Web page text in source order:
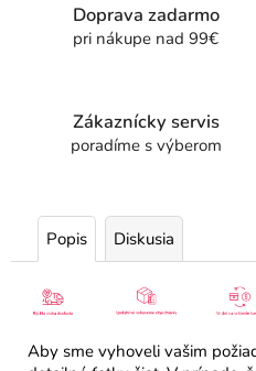
Doprava zadarmo
pri nákupe nad 99€
Zákaznícky servis
poradíme s výberom
Popis Diskusia
Aby sme vyhoveli vašim